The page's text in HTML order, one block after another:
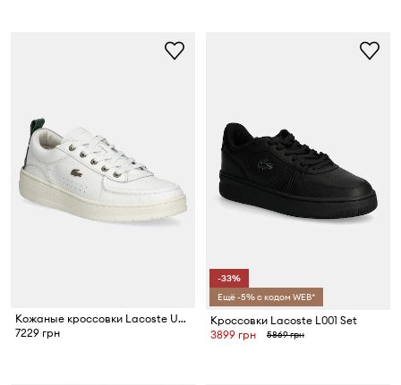
Кожаные кроссовки Lacoste UMPIRE
7229 грн
-33%
Ещё -5% с кодом WEB*
Кроссовки Lacoste L001 Set
3899 грн
5869 грн